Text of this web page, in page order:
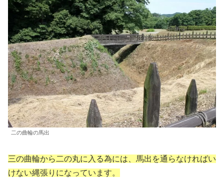
二の曲輪の馬出
三の曲輪から二の丸に入る為には、馬出を通らなければい
けない縄張りになっています。